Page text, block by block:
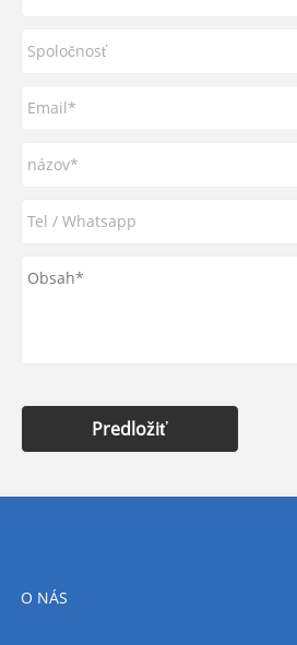
Predložiť
O NÁS